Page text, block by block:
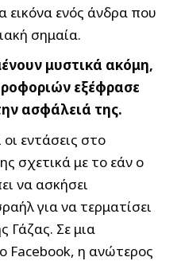
εικόνα ενός άνδρα που
σημαία.
μυστικά ακόμη,
εξέφρασε
ασφάλειά της.
εντάσεις στο
σχετικά με το εάν ο
να ασκήσει
για να τερματίσει
Γάζας. Σε μια
Facebook, η ανώτερος